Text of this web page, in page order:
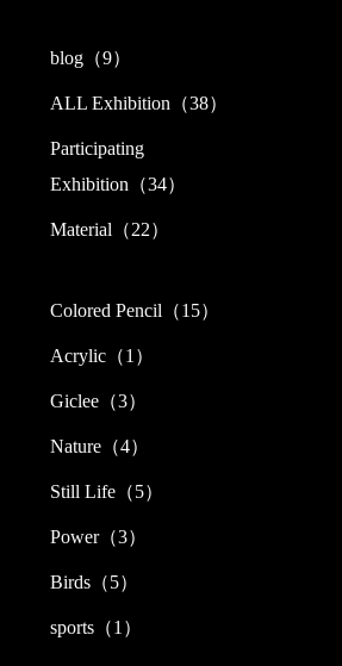
blog（9）
ALL Exhibition（38）
Participating
Exhibition（34）
Material（22）
Colored Pencil（15）
Acrylic（1）
Giclee（3）
Nature（4）
Still Life（5）
Power（3）
Birds（5）
sports（1）